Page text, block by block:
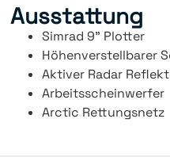
Ausstattung
Simrad 9” Plotter
Höhenverstellbarer
Aktiver Radar
Arbeitsscheinwerfer
Arctic Rettungsnetz